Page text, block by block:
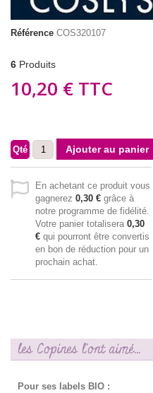
Référence COS320107
6 Produits
10,20 € TTC
Qté Ajouter au panier
En achetant ce produit vous
gagnerez 0,30 € grâce à
notre programme de fidélité.
Votre panier totalisera 0,30
€ qui pourront être convertis
en bon de réduction pour un
prochain achat.
les Copines l'ont aimé...
Pour ses labels BIO :